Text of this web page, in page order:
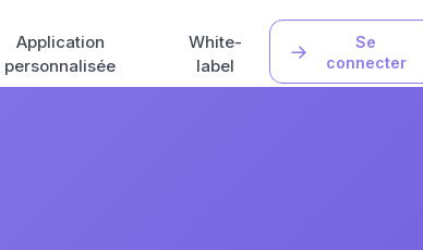
Se
connecter
Application
personnalisée
White-
label